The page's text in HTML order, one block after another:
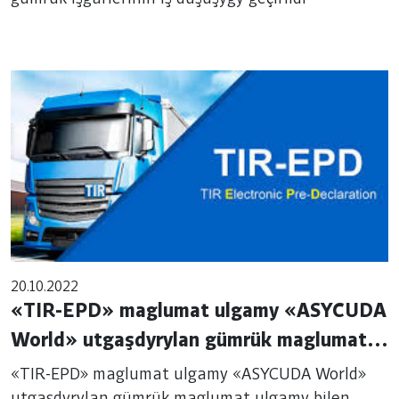
20.10.2022
«TIR-EPD» maglumat ulgamy «ASYCUDA
World» utgaşdyrylan gümrük maglumat
ulgamy bilen utgaşdyryldy
«TIR-EPD» maglumat ulgamy «ASYCUDA World»